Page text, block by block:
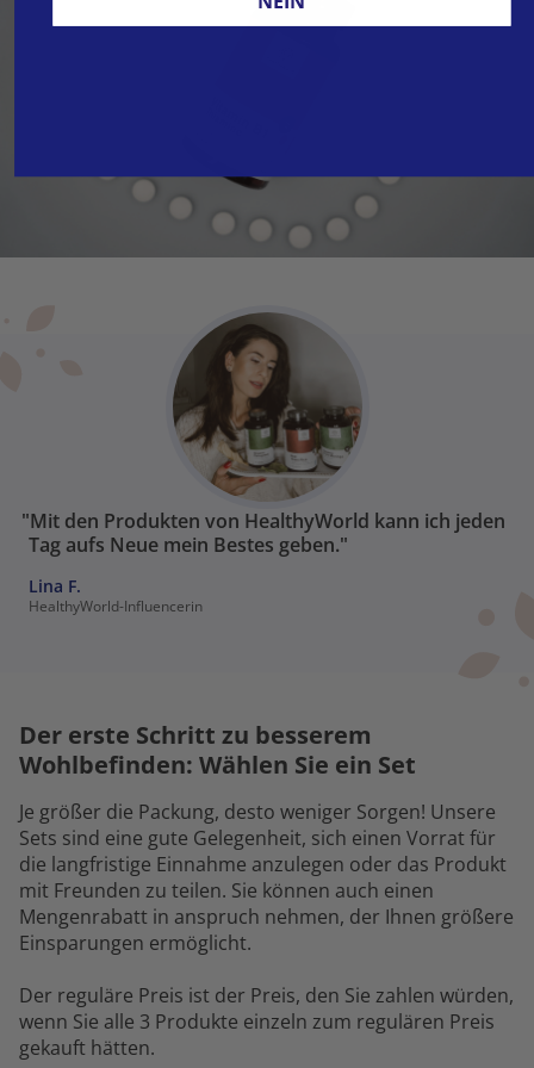
"Mit den Produkten von HealthyWorld kann ich jeden
Tag aufs Neue mein Bestes geben."
Lina F.
HealthyWorld-Influencerin
Der erste Schritt zu besserem
Wohlbefinden: Wählen Sie ein Set
Je größer die Packung, desto weniger Sorgen! Unsere
Sets sind eine gute Gelegenheit, sich einen Vorrat für
die langfristige Einnahme anzulegen oder das Produkt
mit Freunden zu teilen. Sie können auch einen
Mengenrabatt in anspruch nehmen, der Ihnen größere
Einsparungen ermöglicht.
Der reguläre Preis ist der Preis, den Sie zahlen würden,
wenn Sie alle 3 Produkte einzeln zum regulären Preis
gekauft hätten.